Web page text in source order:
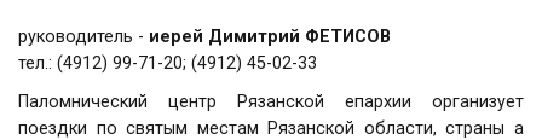
руководитель - иерей Димитрий ФЕТИСОВ
тел.: (4912) 99-71-20; (4912) 45-02-33
Паломнический центр Рязанской епархии организует
поездки по святым местам Рязанской области, страны а